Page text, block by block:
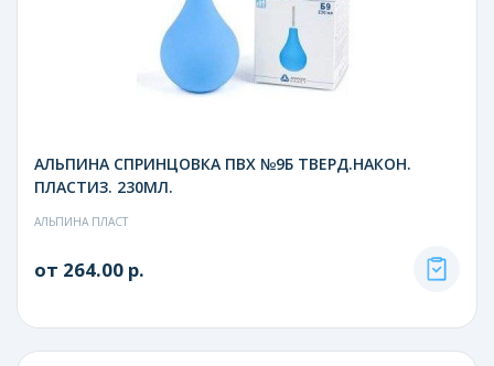
АЛЬПИНА СПРИНЦОВКА ПВХ №9Б ТВЕРД.НАКОН.
ПЛАСТИЗ. 230МЛ.
АЛЬПИНА ПЛАСТ
от 264.00 р.